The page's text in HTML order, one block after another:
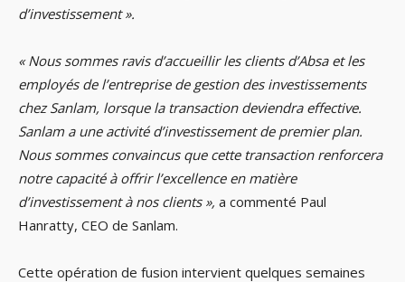
d’investissement ».
« Nous sommes ravis d’accueillir les clients d’Absa et les
employés de l’entreprise de gestion des investissements
chez Sanlam, lorsque la transaction deviendra effective.
Sanlam a une activité d’investissement de premier plan.
Nous sommes convaincus que cette transaction renforcera
notre capacité à offrir l’excellence en matière
d’investissement à nos clients », a commenté Paul
Hanratty, CEO de Sanlam.
Cette opération de fusion intervient quelques semaines